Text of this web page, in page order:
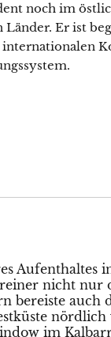
noch im
Länder. Er ist
internationalen